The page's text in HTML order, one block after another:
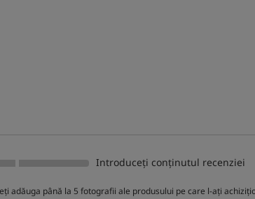
Introduceți conținutul recenziei
adăuga până la 5 fotografii ale produsului pe care l-ați